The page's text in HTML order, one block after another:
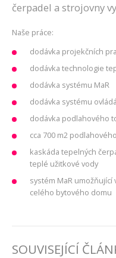
čerpadel a strojovny
Naše práce:
dodávka projekčních
dodávka technologie
dodávka systému MaR
dodávka systému
dodávka podlahového
cca 700 m2
kaskáda tepelných
teplé užitkové vody
systém MaR
celého bytového domu
SOUVISEJÍCÍ